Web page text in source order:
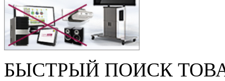
БЫСТРЫЙ ПОИСК